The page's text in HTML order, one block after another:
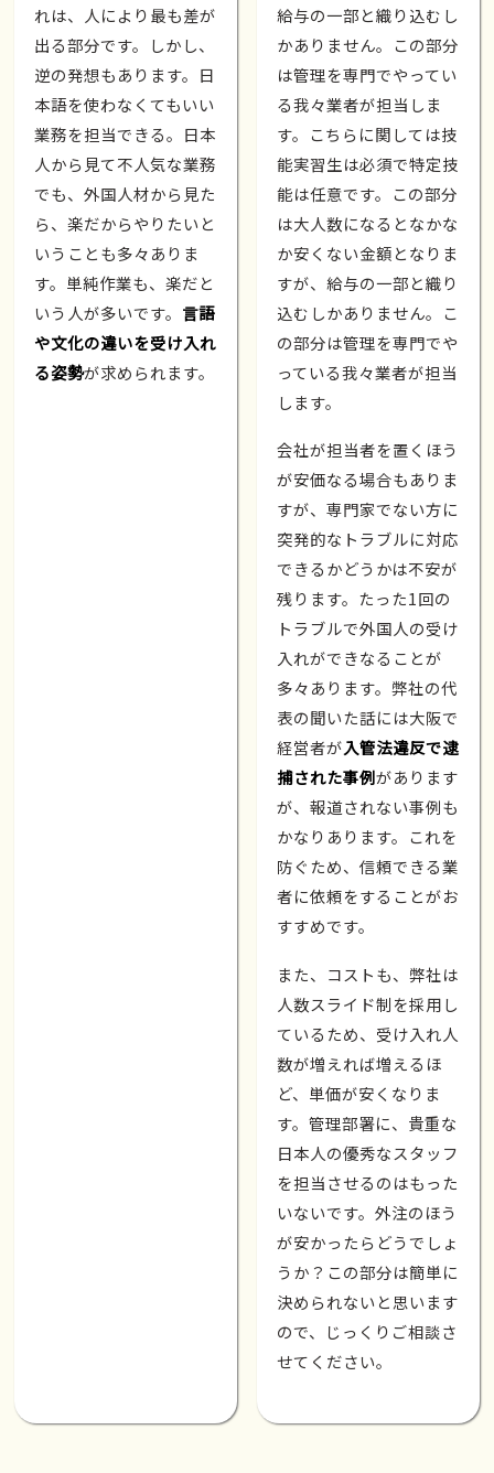
れは、人により最も差が
出る部分です。しかし、
逆の発想もあります。日
本語を使わなくてもいい
業務を担当できる。日本
人から見て不人気な業務
でも、外国人材から見た
ら、楽だからやりたいと
いうことも多々ありま
す。単純作業も、楽だと
いう人が多いです。 言語
や文化の違いを受け入れ
る姿勢が求められます。
給与の一部と織り込むし
かありません。この部分
は管理を専門でやってい
る我々業者が担当しま
す。こちらに関しては技
能実習生は必須で特定技
能は任意です。この部分
は大人数になるとなかな
か安くない金額となりま
すが、給与の一部と織り
込むしかありません。こ
の部分は管理を専門でや
っている我々業者が担当
します。
会社が担当者を置くほう
が安価なる場合もありま
すが、専門家でない方に
突発的なトラブルに対応
できるかどうかは不安が
残ります。たった1回の
トラブルで外国人の受け
入れができなることが
多々あります。弊社の代
表の聞いた話には大阪で
経営者が入管法違反で逮
捕された事例があります
が、報道されない事例も
かなりあります。これを
防ぐため、信頼できる業
者に依頼をすることがお
すすめです。
また、コストも、弊社は
人数スライド制を採用し
ているため、受け入れ人
数が増えれば増えるほ
ど、単価が安くなりま
す。管理部署に、貴重な
日本人の優秀なスタッフ
を担当させるのはもった
いないです。外注のほう
が安かったらどうでしょ
うか？この部分は簡単に
決められないと思います
ので、じっくりご相談さ
せてください。